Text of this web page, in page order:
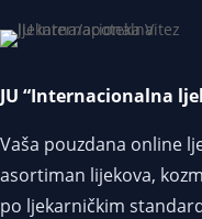
JU “Internacionalna
Vaša pouzdana online
asortiman lijekova,
po ljekarničkim